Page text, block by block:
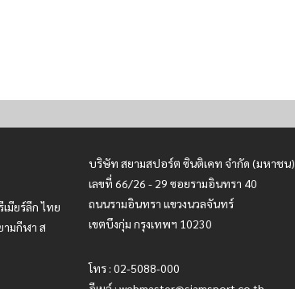
มียร์ลีก ไทย
ามกีฬา ส
บริษัท สยามสปอร์ต ซินติเคท จำกัด (มหาชน)
เลขที่ 66/26 - 29 ซอยรามอินทรา 40
ถนนรามอินทรา แขวงนวลจันทร์
เขตบึงกุ่ม กรุงเทพฯ 10230
โทร : 02-5088-000